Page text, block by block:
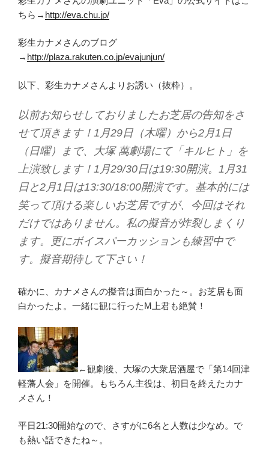
ちら→ http://eva.chu.jp/
彩生カナメさんのブログ
→ http://plaza.rakuten.co.jp/evajunjun/
以下、彩生カナメさんよりお誘い（抜粋）。
以前お知らせしておりましたお芝居の告知をさ
せて頂きます！1月29日（木曜）から2月1日
（日曜）まで、大塚 萬劇場にて「キルヒト」を
上演致します！1月29/30日は19:30開演。1月31
日と2月1日は13:30/18:00開演です。基本的には
笑って頂ける楽しいお芝居ですが、今回はそれ
だけではありません。私の擬音が炸裂しまくり
ます。更にボイスパーカッションも練習中で
す。擬音期待して下さい！
確かに、カナメさんの擬音は面白かった～。お芝居も面
白かったよ。一緒に観に行ったM上君も絶賛！
←観劇後、大塚の大衆居酒屋で「第14回津
軽藩人会」を開催。もちろん主役は、初日を終えたカナ
メさん！
平日21:30開始なので、さすがに6名と人数は少なめ。で
も熱い話できたね～。